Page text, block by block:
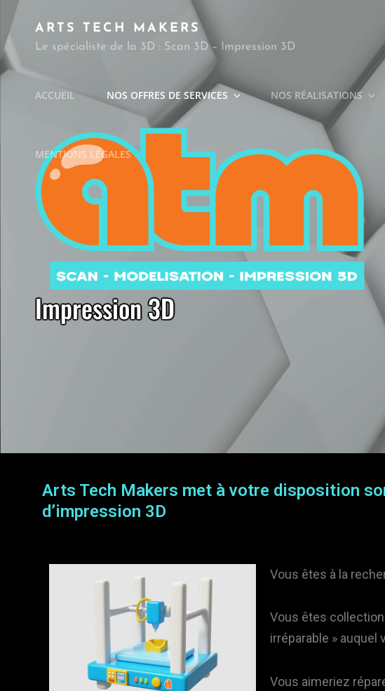
ARTS TECH MAKERS
Le spécialiste de la 3D : Scan 3D – Impression 3D
ACCUEIL NOS OFFRES DE SERVICES NOS RÉALISATIONS
MENTIONS LÉGALES
Impression 3D
Arts Tech Makers met à votre disposition
d’impression 3D
Vous êtes à la
Vous êtes
irréparable »
Vous aimeriez